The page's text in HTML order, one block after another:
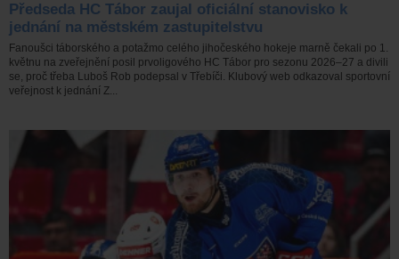
Předseda HC Tábor zaujal oficiální stanovisko k
jednání na městském zastupitelstvu
Fanoušci táborského a potažmo celého jihočeského hokeje marně čekali po 1.
květnu na zveřejnění posil prvoligového HC Tábor pro sezonu 2026–27 a divili
se, proč třeba Luboš Rob podepsal v Třebíči. Klubový web odkazoval sportovní
veřejnost k jednání Z...